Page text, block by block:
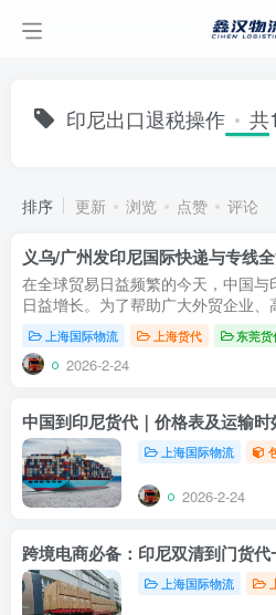
印尼出口退税操作 共
排序 更新 浏览 点赞 评论
义乌/广州发印尼国际快递与专线
在全球贸易日益频繁的今天，中国
日益增长。为了帮助广大外贸企业
尼，选择一家专业的印度尼西亚货
析从中国...
上海国际物流 上海货代 东莞
2026-2-24
中国到印尼货代｜价格表及运输时
上海国际物流
2026-2-24
跨境电商必备：印尼双清到门货
上海国际物流